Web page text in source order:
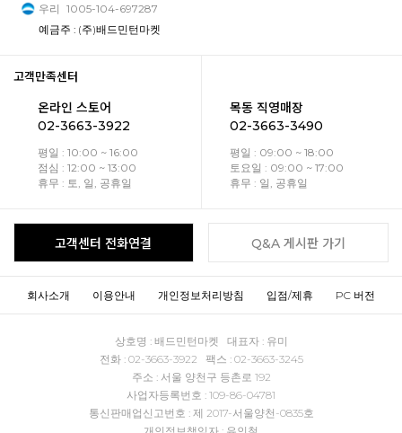
우리 1005-104-697287
예금주 : (주)배드민턴마켓
고객만족센터
온라인 스토어
02-3663-3922
평일 : 10:00 ~ 16:00
점심 : 12:00 ~ 13:00
휴무 : 토, 일, 공휴일
목동 직영매장
02-3663-3490
평일 : 09:00 ~ 18:00
토요일 : 09:00 ~ 17:00
휴무 : 일, 공휴일
고객센터 전화연결 Q&A 게시판 가기
회사소개 이용안내 개인정보처리방침 입점/제휴 PC 버전
상호명 : 배드민턴마켓 대표자 : 유미
전화 : 02-3663-3922 팩스 : 02-3663-3245
주소 : 서울 양천구 등촌로 192
사업자등록번호 : 109-86-04781
통신판매업신고번호 : 제 2017-서울양천-0835호